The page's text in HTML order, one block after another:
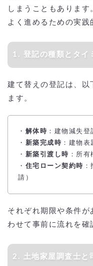
しまうこともありま
よく進めるための実践
1. 登記の種類とタ
建て替えの登記は、以
ます。
・ 解体時 ：建物減失
・ 新築完成時 ：建物
・ 新築引渡し時 ：所
・ 住宅ローン契約時
請）
それぞれ期限や条件が
わせて事前に流れを確
2. 土地家屋調査士